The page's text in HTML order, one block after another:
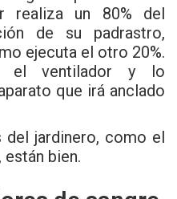
realiza un 80% del
de su padrastro,
ejecuta el otro 20%.
el ventilador y lo
que irá anclado
jardinero, como el
bien.